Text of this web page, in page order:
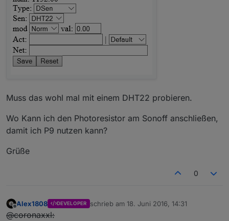
Muss das wohl mal mit einem DHT22 probieren.
Wo Kann ich den Photoresistor am Sonoff anschließen,
damit ich P9 nutzen kann?
Grüße
0
Alex1808 DEVELOPER schrieb am 18. Juni 2016, 14:31
zuletzt editiert von
@coronaxxl: